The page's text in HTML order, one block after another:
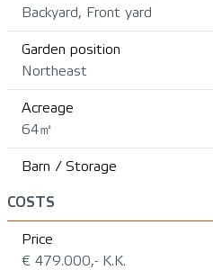
Backyard, Front yard
Garden position
Northeast
Acreage
64㎡
Barn / Storage
COSTS
Price
€ 479.000,- K.K.